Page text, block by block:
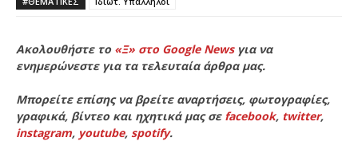
Ακολουθήστε το «Ξ» στο Google Newsγια να
ενημερώνεστε για τα τελευταία άρθρα μας.
Μπορείτε επίσης να βρείτε αναρτήσεις, φωτογραφίες,
γραφικά, βίντεο και ηχητικά μας σε facebook, twitter,
instagram, youtube, spotify.